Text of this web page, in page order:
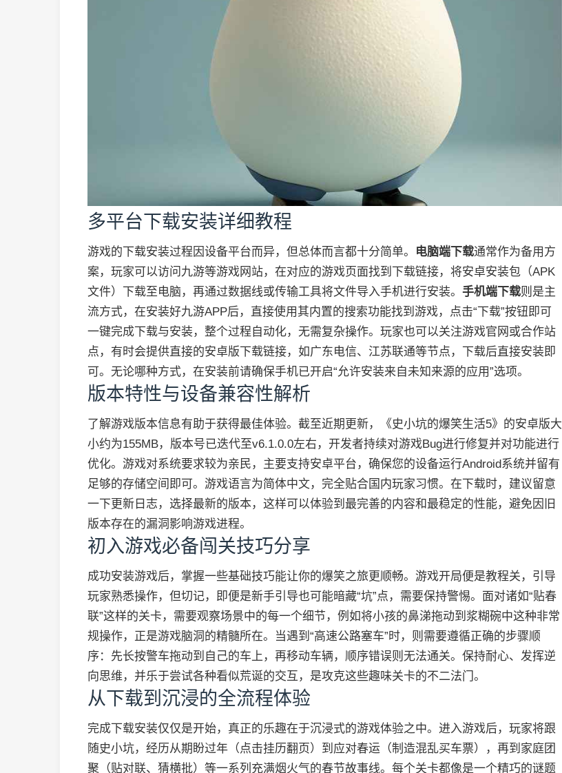
多平台下载安装详细教程
游戏的下载安装过程因设备平台而异，但总体而言都十分简单。 电脑端下载通常作为备用方
案，玩家可以访问九游等游戏网站，在对应的游戏页面找到下载链接，将安卓安装包（APK
文件）下载至电脑，再通过数据线或传输工具将文件导入手机进行安装。 手机端下载则是主
流方式，在安装好九游APP后，直接使用其内置的搜索功能找到游戏，点击“下载”按钮即可
一键完成下载与安装，整个过程自动化，无需复杂操作。玩家也可以关注游戏官网或合作站
点，有时会提供直接的安卓版下载链接，如广东电信、江苏联通等节点，下载后直接安装即
可。无论哪种方式，在安装前请确保手机已开启“允许安装来自未知来源的应用”选项。
版本特性与设备兼容性解析
了解游戏版本信息有助于获得最佳体验。截至近期更新，《史小坑的爆笑生活5》的安卓版大
小约为155MB，版本号已迭代至v6.1.0.0左右，开发者持续对游戏Bug进行修复并对功能进行
优化。游戏对系统要求较为亲民，主要支持安卓平台，确保您的设备运行Android系统并留有
足够的存储空间即可。游戏语言为简体中文，完全贴合国内玩家习惯。在下载时，建议留意
一下更新日志，选择最新的版本，这样可以体验到最完善的内容和最稳定的性能，避免因旧
版本存在的漏洞影响游戏进程。
初入游戏必备闯关技巧分享
成功安装游戏后，掌握一些基础技巧能让你的爆笑之旅更顺畅。游戏开局便是教程关，引导
玩家熟悉操作，但切记，即便是新手引导也可能暗藏“坑”点，需要保持警惕。面对诸如“贴春
联”这样的关卡，需要观察场景中的每一个细节，例如将小孩的鼻涕拖动到浆糊碗中这种非常
规操作，正是游戏脑洞的精髓所在。当遇到“高速公路塞车”时，则需要遵循正确的步骤顺
序：先长按警车拖动到自己的车上，再移动车辆，顺序错误则无法通关。保持耐心、发挥逆
向思维，并乐于尝试各种看似荒诞的交互，是攻克这些趣味关卡的不二法门。
从下载到沉浸的全流程体验
完成下载安装仅仅是开始，真正的乐趣在于沉浸式的游戏体验之中。进入游戏后，玩家将跟
随史小坑，经历从期盼过年（点击挂历翻页）到应对春运（制造混乱买车票），再到家庭团
聚（贴对联、猜横批）等一系列充满烟火气的春节故事线。每个关卡都像是一个精巧的谜题